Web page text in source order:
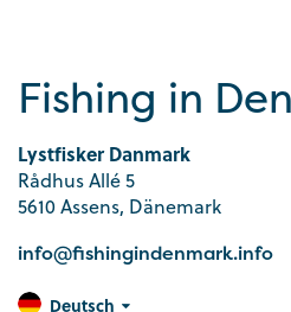
Fishing in
Lystfisker Danmark
Rådhus Allé 5
5610 Assens, Dänemark
info@fishingindenmark.info
Deutsch